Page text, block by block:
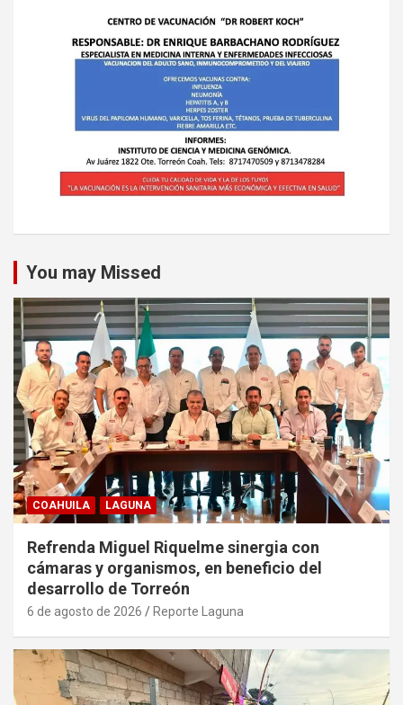
You may Missed
COAHUILA LAGUNA
Refrenda Miguel Riquelme sinergia con
cámaras y organismos, en beneficio del
desarrollo de Torreón
6 de agosto de 2026 Reporte Laguna